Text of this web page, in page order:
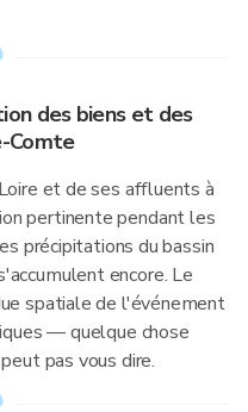
des biens et des
Comte
et de ses affluents à
pertinente pendant les
précipitations du bassin
encore. Le
spatiale de l'événement
— quelque chose
pas vous dire.